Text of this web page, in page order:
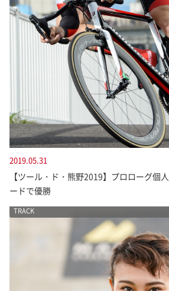
2019.05.31
【ツール・ド・熊野2019】プロローグ個
ードで優勝
TRACK